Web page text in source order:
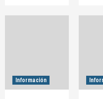
Información